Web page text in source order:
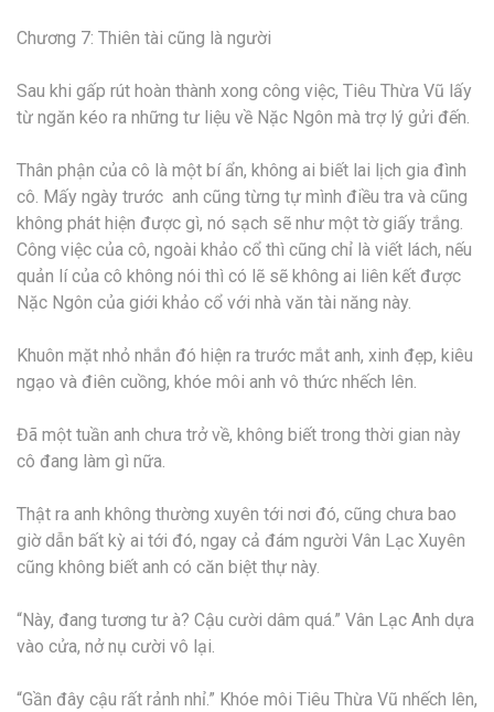
Chương 7: Thiên tài cũng là người
Sau khi gấp rút hoàn thành xong công việc, Tiêu Thừa Vũ lấy
từ ngăn kéo ra những tư liệu về Nặc Ngôn mà trợ lý gửi đến.
Thân phận của cô là một bí ẩn, không ai biết lai lịch gia đình
cô. Mấy ngày trước anh cũng từng tự mình điều tra và cũng
không phát hiện được gì, nó sạch sẽ như một tờ giấy trắng.
Công việc của cô, ngoài khảo cổ thì cũng chỉ là viết lách, nếu
quản lí của cô không nói thì có lẽ sẽ không ai liên kết được
Nặc Ngôn của giới khảo cổ với nhà văn tài năng này.
Khuôn mặt nhỏ nhắn đó hiện ra trước mắt anh, xinh đẹp, kiêu
ngạo và điên cuồng, khóe môi anh vô thức nhếch lên.
Đã một tuần anh chưa trở về, không biết trong thời gian này
cô đang làm gì nữa.
Thật ra anh không thường xuyên tới nơi đó, cũng chưa bao
giờ dẫn bất kỳ ai tới đó, ngay cả đám người Vân Lạc Xuyên
cũng không biết anh có căn biệt thự này.
“Này, đang tương tư à? Cậu cười dâm quá.” Vân Lạc Anh dựa
vào cửa, nở nụ cười vô lại.
“Gần đây cậu rất rảnh nhỉ.” Khóe môi Tiêu Thừa Vũ nhếch lên,